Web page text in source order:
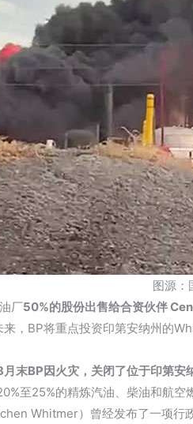
图源：
厂50%的股份出售给合资伙伴
，BP将重点投资印第安纳州的
月末BP因火灾，关闭了位于印第安
至25%的精炼汽油、柴油和航空
Whitmer）曾经发布了一项行